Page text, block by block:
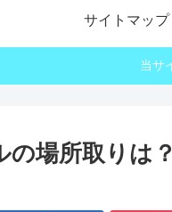
サイトマップ
当サ
場所取りは